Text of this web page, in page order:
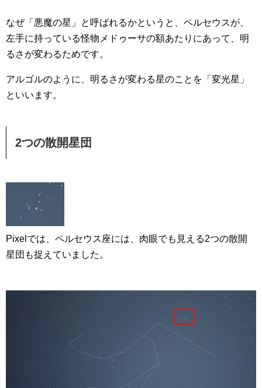
なぜ「悪魔の星」と呼ばれるかというと、ペルセウスが、
左手に持っている怪物メドゥーサの額あたりにあって、明
るさが変わるためです。
アルゴルのように、明るさが変わる星のことを「変光星」
といいます。
2つの散開星団
Pixelでは、ペルセウス座には、肉眼でも見える2つの散開
星団も捉えていました。